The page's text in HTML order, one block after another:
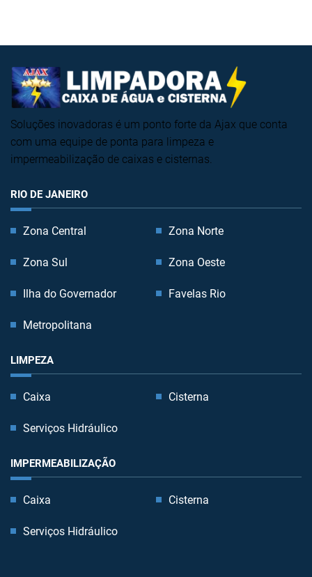
Soluções inovadoras é um ponto forte da Ajax que conta
com uma equipe de ponta para limpeza e
impermeabilização de caixas e cisternas.
RIO DE JANEIRO
Zona Central Zona Norte
Zona Sul Zona Oeste
Ilha do Governador Favelas Rio
Metropolitana
LIMPEZA
Caixa Cisterna
Serviços Hidráulico
IMPERMEABILIZAÇÃO
Caixa Cisterna
Serviços Hidráulico